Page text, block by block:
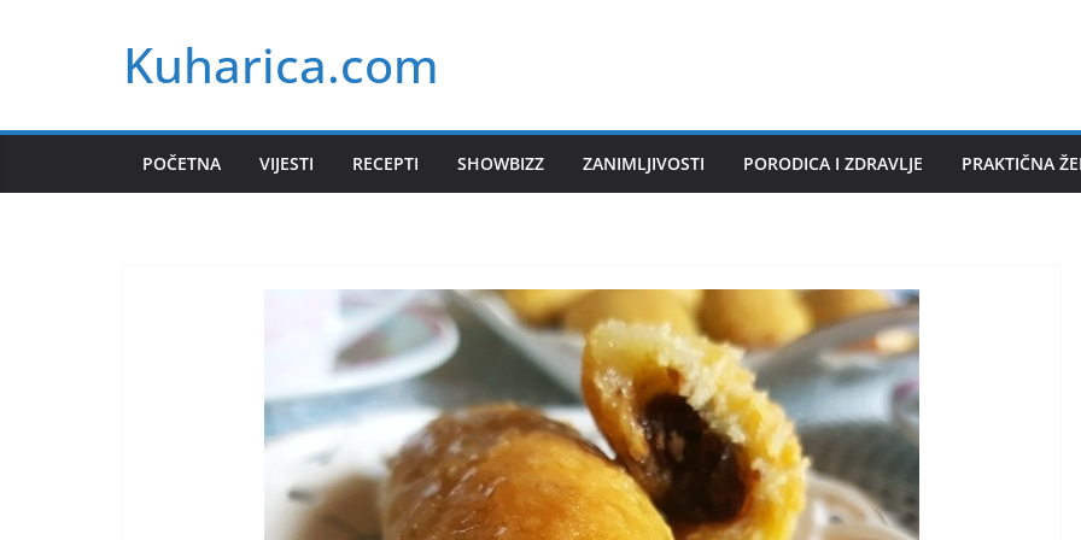
Kuharica.com
POČETNA VIJESTI RECEPTI SHOWBIZZ ZANIMLJIVOSTI PORODICA I ZDRAVLJE PRAKTIČNA